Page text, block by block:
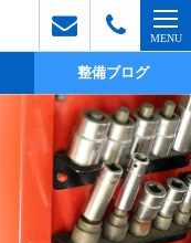
整備ブログ